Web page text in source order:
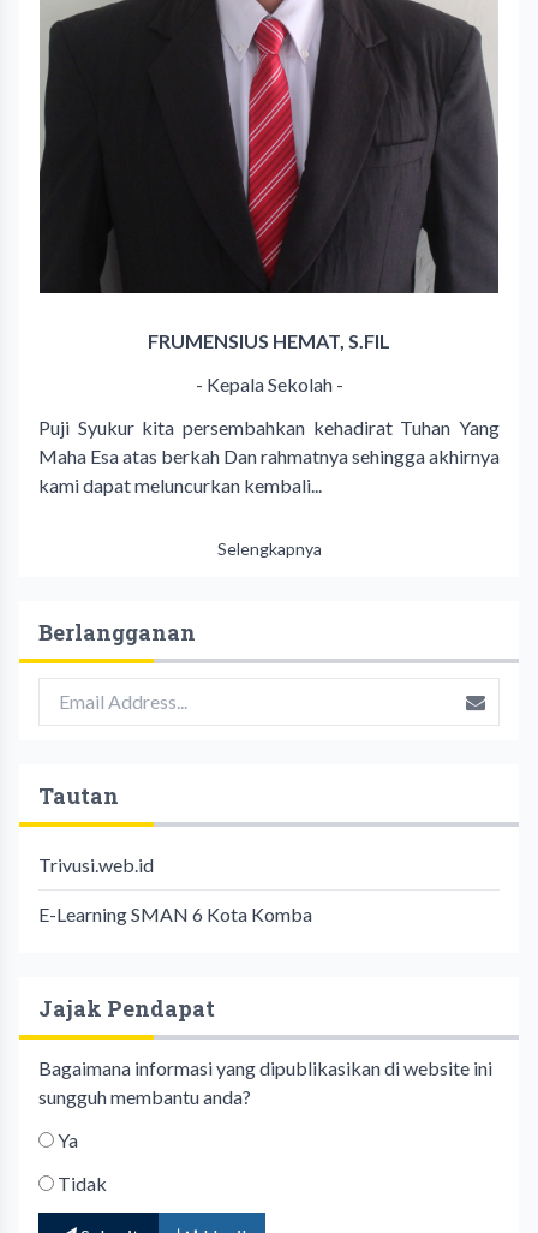
FRUMENSIUS HEMAT, S.FIL
- Kepala Sekolah -
Puji Syukur kita persembahkan kehadirat Tuhan Yang
Maha Esa atas berkah Dan rahmatnya sehingga akhirnya
kami dapat meluncurkan kembali...
Selengkapnya
Berlangganan
Tautan
Trivusi.web.id
E-Learning SMAN 6 Kota Komba
Jajak Pendapat
Bagaimana informasi yang dipublikasikan di website ini
sungguh membantu anda?
Ya
Tidak